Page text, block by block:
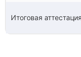
Итоговая